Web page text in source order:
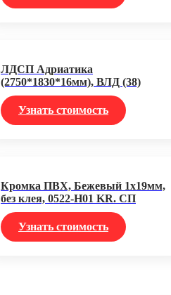
ЛДСП Адриатика
(2750*1830*16мм), ВЛД (38)
Узнать стоимость
Кромка ПВХ, Бежевый 1х19мм,
без клея, 0522-Н01 KR. СП
Узнать стоимость